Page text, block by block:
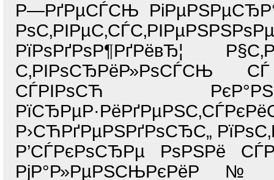
Р—РґРµСЃСЊ
РїРѕРґРѕР¶РґРёвЂ¦
С‚РІРѕСЂРёР»РѕСЃСЊ СЃ
СЃРІРѕСЋ
Р›СЋРґРµРЅРґРѕСЂС„
Р’СЃРєРѕСЂРµ РѕРЅРё
РјР°Р»РµРЅСЊРєРёР№